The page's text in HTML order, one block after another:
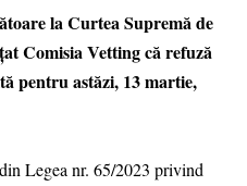
la Curtea Supremă de
Comisia Vetting că refuză
pentru astăzi, 13 martie,
Legea nr. 65/2023 privind